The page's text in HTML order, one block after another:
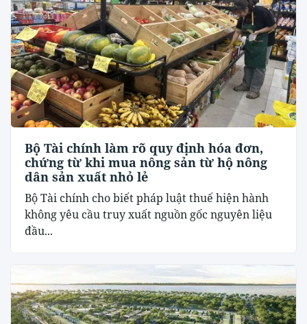
Bộ Tài chính làm rõ quy định hóa đơn,
chứng từ khi mua nông sản từ hộ nông
dân sản xuất nhỏ lẻ
Bộ Tài chính cho biết pháp luật thuế hiện hành
không yêu cầu truy xuất nguồn gốc nguyên liệu
đầu...